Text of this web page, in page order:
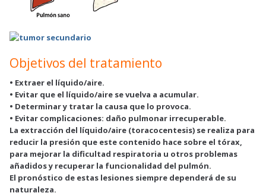
Objetivos del tratamiento
• Extraer el líquido/aire.
• Evitar que el líquido/aire se vuelva a acumular.
• Determinar y tratar la causa que lo provoca.
• Evitar complicaciones: daño pulmonar irrecuperable.
La extracción del líquido/aire (toracocentesis) se realiza para
reducir la presión que este contenido hace sobre el tórax,
para mejorar la dificultad respiratoria u otros problemas
añadidos y recuperar la funcionalidad del pulmón.
El pronóstico de estas lesiones siempre dependerá de su
naturaleza.